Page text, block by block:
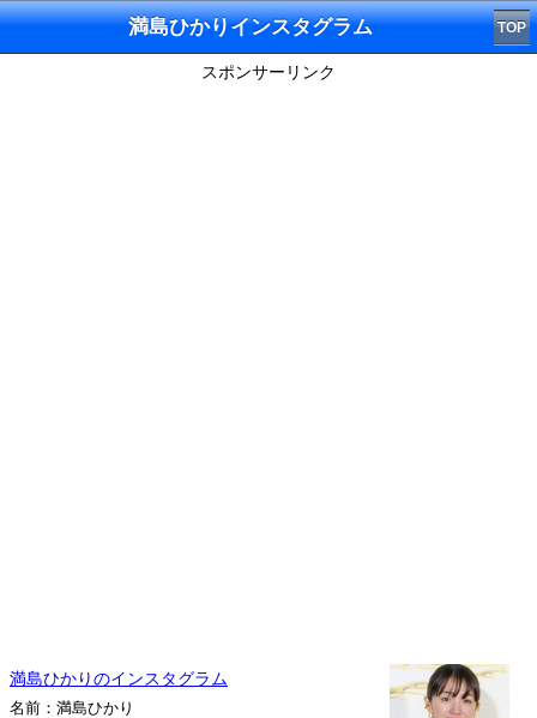
満島ひかりインスタグラム TOP
スポンサーリンク
満島ひかりのインスタグラム
名前：満島ひかり